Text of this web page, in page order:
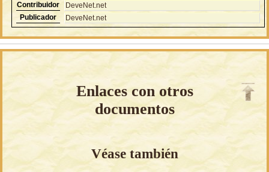
Contribuidor
DeveNet.net
Publicador
DeveNet.net
Enlaces con otros
documentos
Véase también